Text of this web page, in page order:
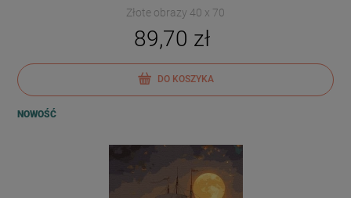
Złote obrazy 40 x 70
89,70 zł
DO KOSZYKA
NOWOŚĆ